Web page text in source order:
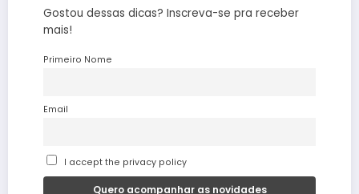
Gostou dessas dicas? Inscreva-se pra receber
mais!
Primeiro Nome
Email
I accept the privacy policy